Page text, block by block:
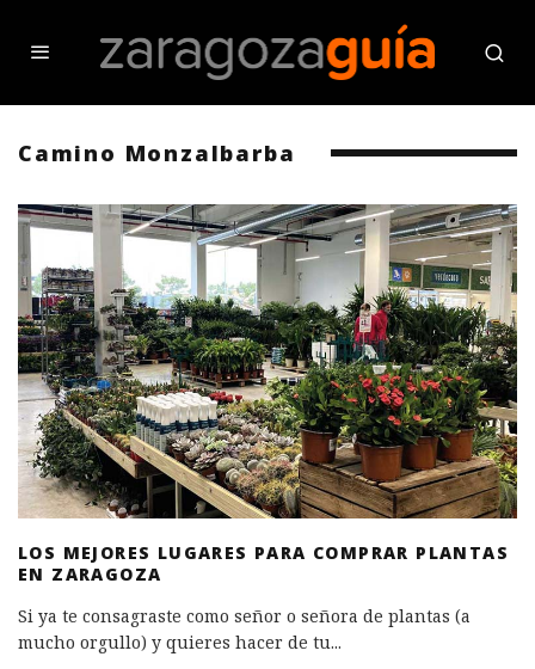
Camino Monzalbarba
LOS MEJORES LUGARES PARA COMPRAR PLANTAS
EN ZARAGOZA
Si ya te consagraste como señor o señora de plantas (a
mucho orgullo) y quieres hacer de tu...